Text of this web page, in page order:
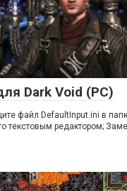
Dark Void (PC)
файл DefaultInput.ini в
текстовым редактором;